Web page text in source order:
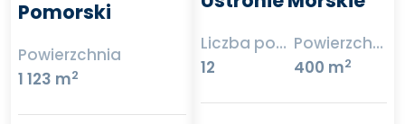
Pomorski
Powierzchnia
1 123 m2
Liczba pokoi
12
Powierzchnia
400 m2